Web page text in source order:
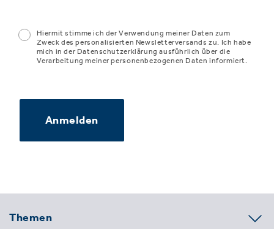
Hiermit stimme ich der Verwendung meiner Daten zum
Zweck des personalisierten Newsletterversands zu. Ich habe
mich in der Datenschutzerklärung ausführlich über die
Verarbeitung meiner personenbezogenen Daten informiert.
Anmelden
Themen